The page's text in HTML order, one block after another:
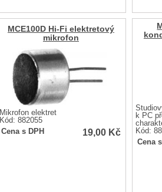
MCE100D Hi-Fi elektretový
mikrofon
Mikrofon elektret
Kód: 882055
Cena s DPH
19,00 Kč
k PC
Kód:
Cena